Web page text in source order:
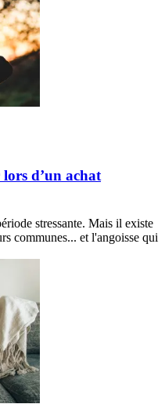
lors d’un achat
stressante. Mais il existe
communes... et l'angoisse qui